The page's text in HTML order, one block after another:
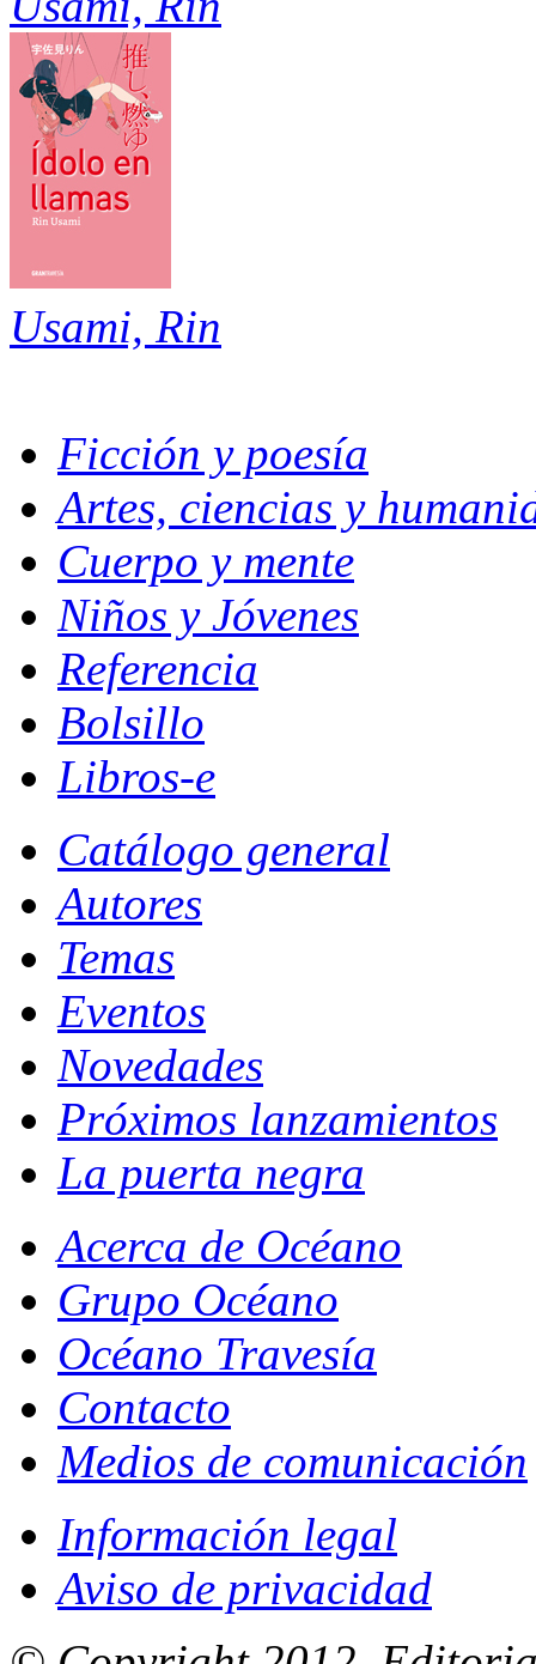
Usami, Rin
Ficción y poesía
Artes, ciencias y
Cuerpo y mente
Niños y Jóvenes
Referencia
Bolsillo
Libros-e
Catálogo general
Autores
Temas
Eventos
Novedades
Próximos lanzamientos
La puerta negra
Acerca de Océano
Grupo Océano
Océano Travesía
Contacto
Medios de comunicación
Información legal
Aviso de privacidad